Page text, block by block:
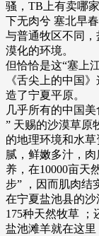
骚，TB上有卖哪
下无肉兮 塞北早
与普通牧区不同
漠化的环境。
但恰恰是这“塞上
《舌尖上的中国
造了宁夏平原。
几乎所有的中国
” 天赐的沙漠草原
的地理环境和水
腻，鲜嫩多汁，
养，在10000亩天
步” ，因而肌肉结
在宁夏盐池县的
175种天然牧草 ；
盐池滩羊就在这